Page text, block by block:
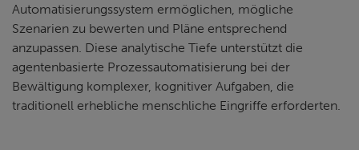
Automatisierungssystem ermöglichen, mögliche
Szenarien zu bewerten und Pläne entsprechend
anzupassen. Diese analytische Tiefe unterstützt die
agentenbasierte Prozessautomatisierung bei der
Bewältigung komplexer, kognitiver Aufgaben, die
traditionell erhebliche menschliche Eingriffe erforderten.